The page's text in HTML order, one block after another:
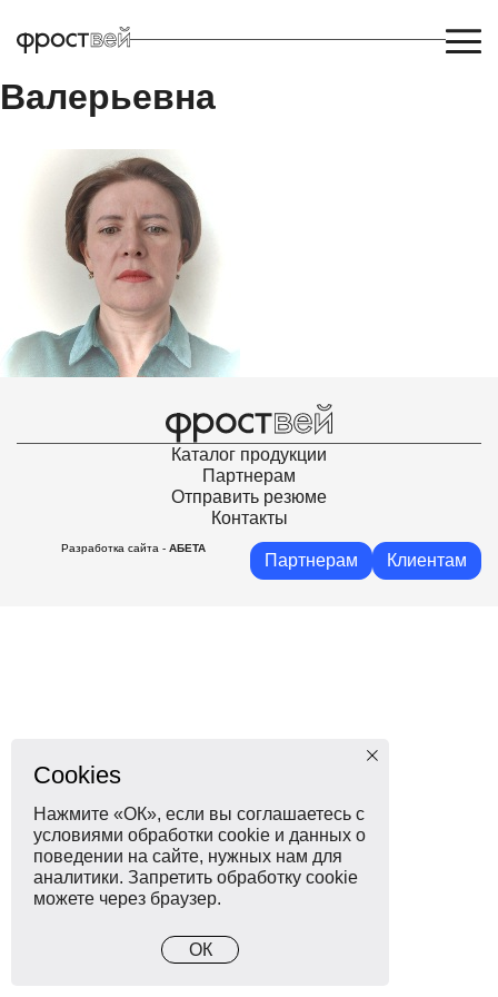
Алокова Марианна
Валерьевна
Каталог продукции
Партнерам
Отправить резюме
Контакты
Разработка сайта - АБЕТА
Партнерам Клиентам
Cookies
Нажмите «ОК», если вы соглашаетесь с
условиями обработки cookie и данных о
поведении на сайте, нужных нам для
аналитики. Запретить обработку cookie
можете через браузер.
ОК